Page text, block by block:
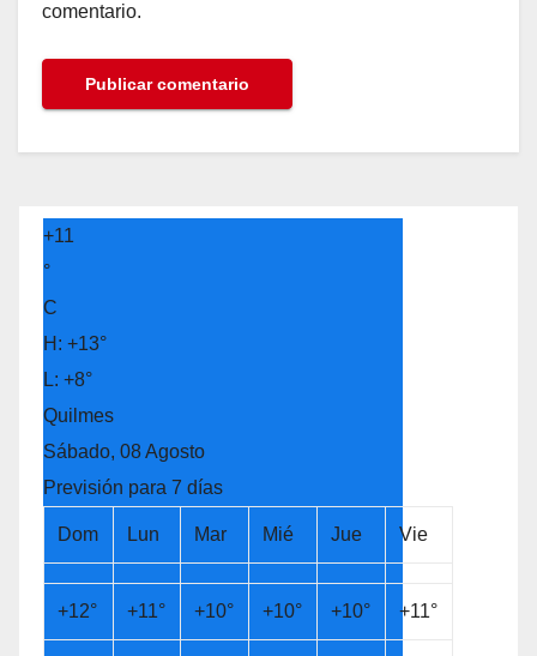
comentario.
+11
°
C
H: +13°
L: +8°
Quilmes
Sábado, 08 Agosto
Previsión para 7 días
Dom Lun Mar Mié Jue Vie
+12° +11° +10° +10° +10° +11°